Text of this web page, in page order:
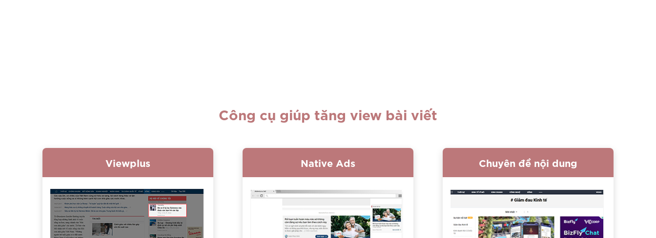
Công cụ giúp tăng view bài viết
Viewplus Native Ads Chuyên đề nội dung